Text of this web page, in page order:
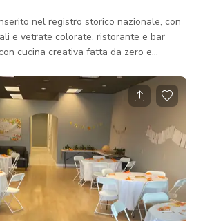
nel registro storico nazionale, con
e vetrate colorate, ristorante e bar
cucina creativa fatta da zero e
di una coppia locale di chef
con piacere cibo sano e
cosa puoi aspettarti: cibo fatto in casa,
freschi, pane fatto in casa,